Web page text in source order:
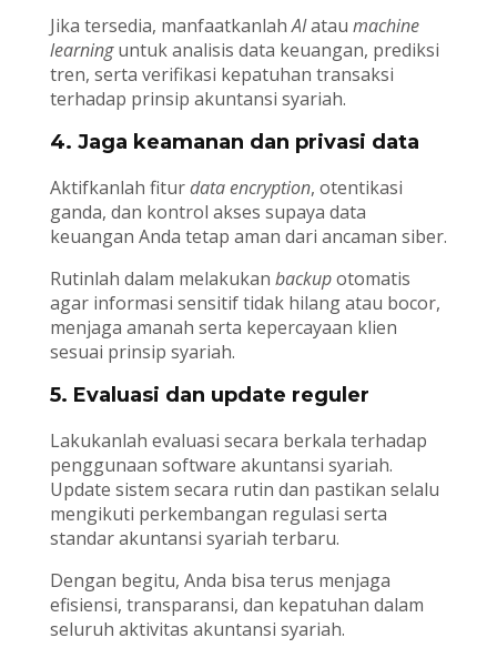
Jika tersedia, manfaatkanlahAIatau machine
learninguntuk analisis data keuangan, prediksi
tren, serta verifikasi kepatuhan transaksi
terhadap prinsip akuntansi syariah.
4. Jaga keamanan dan privasi data
Aktifkanlah fiturdata encryption, otentikasi
ganda, dan kontrol akses supaya data
keuangan Anda tetap aman dari ancaman siber.
Rutinlah dalam melakukan backupotomatis
agar informasi sensitif tidak hilang atau bocor,
menjaga amanah serta kepercayaan klien
sesuai prinsip syariah.
5. Evaluasi dan update reguler
Lakukanlah evaluasi secara berkala terhadap
penggunaan software akuntansi syariah.
Update sistem secara rutin dan pastikan selalu
mengikuti perkembangan regulasi serta
standar akuntansi syariah terbaru.
Dengan begitu, Anda bisa terus menjaga
efisiensi, transparansi, dan kepatuhan dalam
seluruh aktivitas akuntansi syariah.